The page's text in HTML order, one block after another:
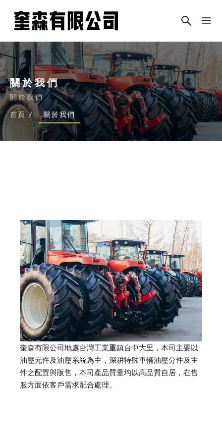
關於我們
關於我們
首頁 / 關於我們
奎森有限公司地處台灣工業重鎮台中大里，本司主要以
油壓元件及油壓系統為主，深耕特殊車輛油壓分件及主
件之配置與販售，本司產品質量均以高品質自居，在售
服方面依客戶需求配合處理。